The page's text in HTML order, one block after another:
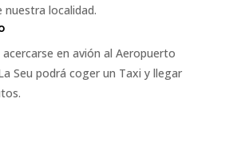
nuestra localidad.
acercarse en avión al Aeropuerto
Seu podrá coger un Taxi y llegar